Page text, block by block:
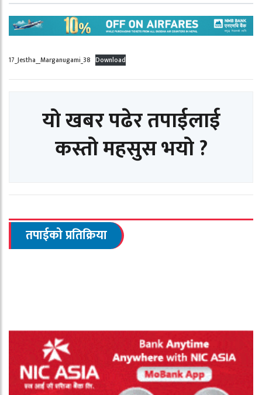
17_Jestha__Marganugami_38 Download
यो खबर पढेर तपाईलाई
कस्तो महसुस भयो ?
तपाईको प्रतिक्रिया